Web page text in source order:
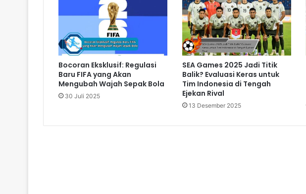
Bocoran Eksklusif: Regulasi
Baru FIFA yang Akan
Mengubah Wajah Sepak Bola
30 Juli 2025
SEA Games 2025 Jadi Titik
Balik? Evaluasi Keras untuk
Tim Indonesia di Tengah
Ejekan Rival
13 Desember 2025